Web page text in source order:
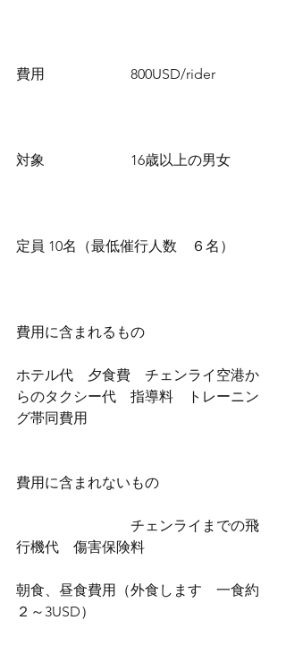
費用　                    800USD/rider
対象                        16歳以上の男女
定員 10名（最低催行人数　６名）
費用に含まれるもの
ホテル代　夕食費　チェンライ空港か
らのタクシー代　指導料　トレーニン
グ帯同費用
費用に含まれないもの
チェンライまでの飛
行機代　傷害保険料
朝食、昼食費用（外食します　一食約
２～3USD）